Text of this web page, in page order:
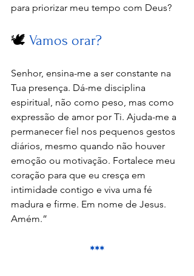
para priorizar meu tempo com Deus?
🕊️ Vamos orar?
Senhor, ensina-me a ser constante na
Tua presença. Dá-me disciplina
espiritual, não como peso, mas como
expressão de amor por Ti. Ajuda-me a
permanecer fiel nos pequenos gestos
diários, mesmo quando não houver
emoção ou motivação. Fortalece meu
coração para que eu cresça em
intimidade contigo e viva uma fé
madura e firme. Em nome de Jesus.
Amém.”
***